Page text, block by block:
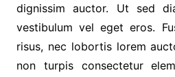
dignissim auctor. Ut sed
vestibulum vel eget eros.
risus, nec lobortis lorem
non turpis consectetur